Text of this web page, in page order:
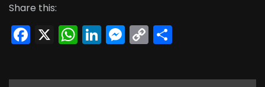
Share this:
Facebook
X WhatsApp
LinkedIn
Messenger
Copy
Link